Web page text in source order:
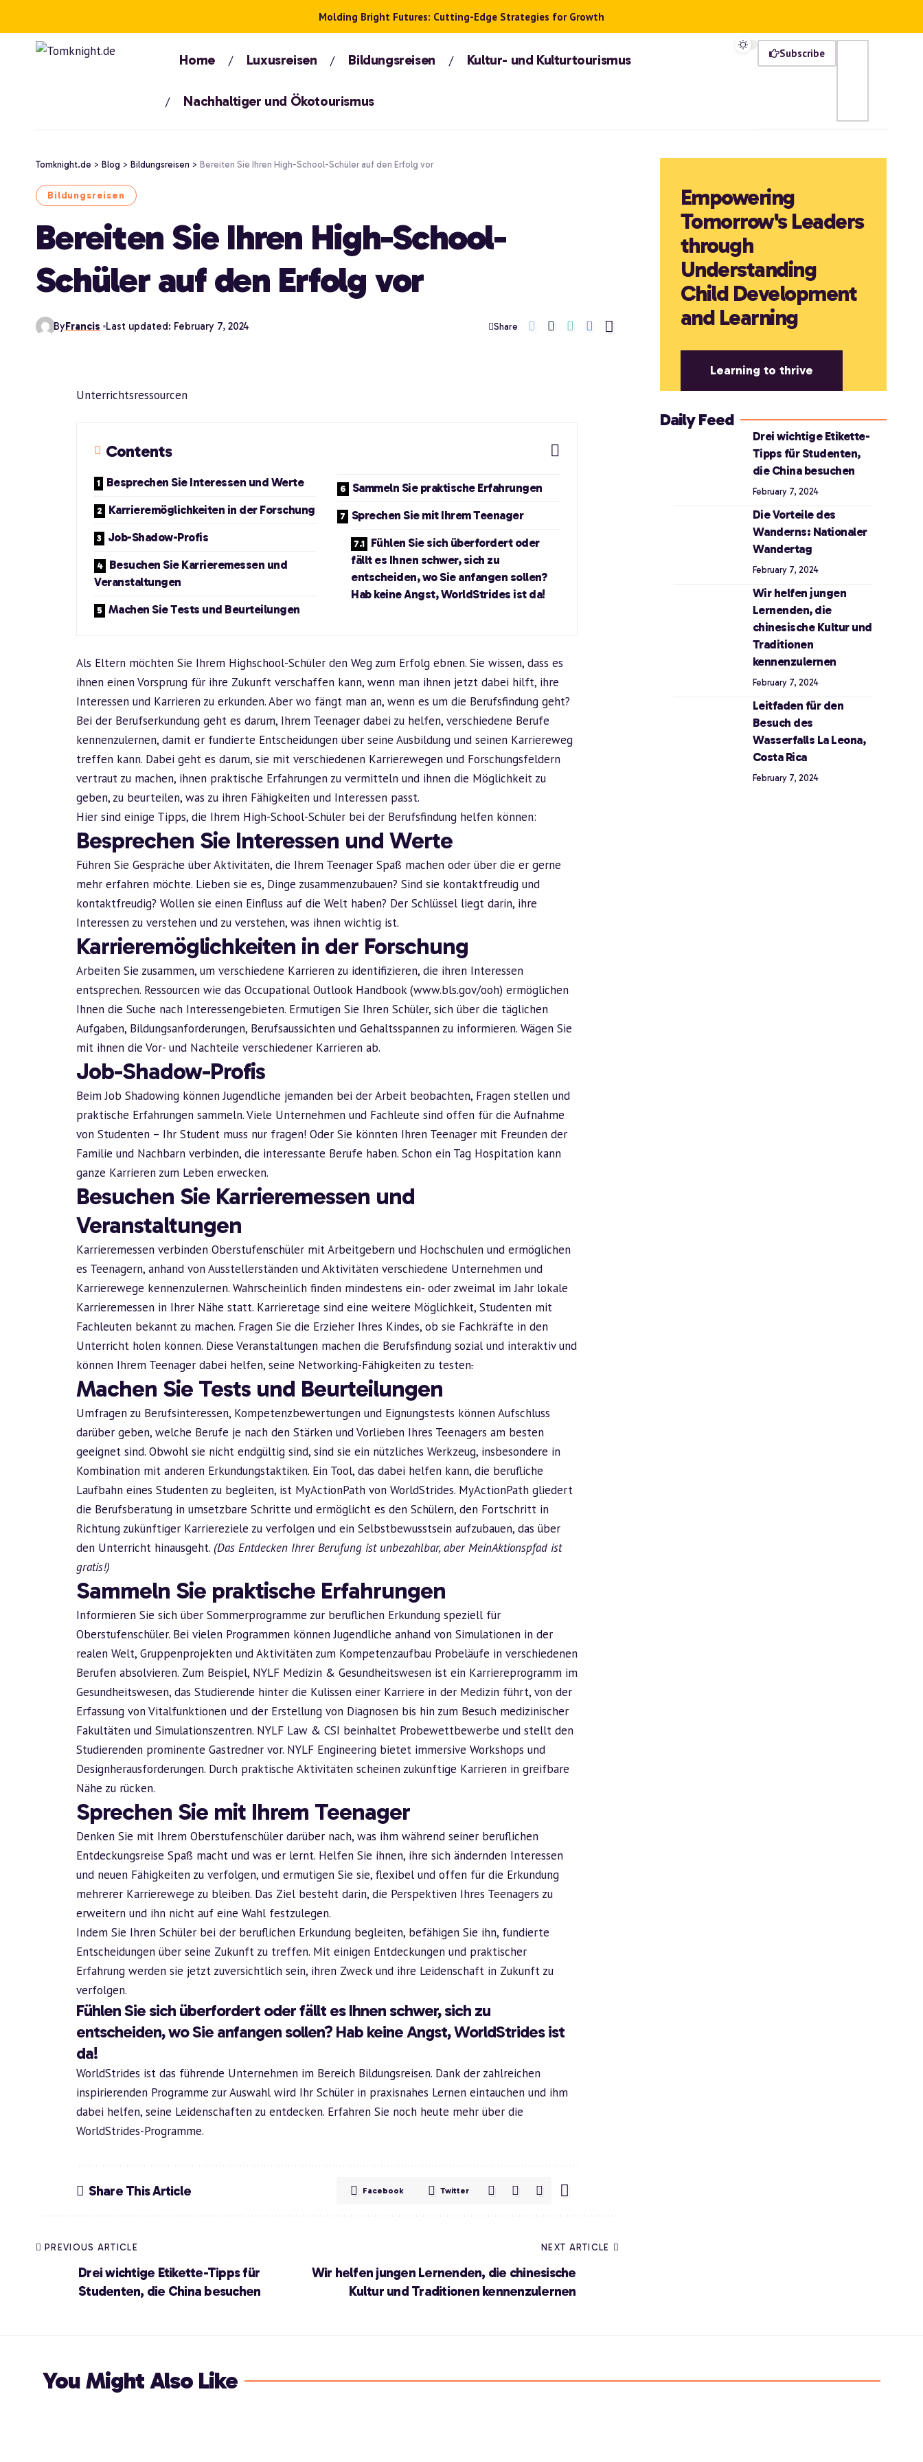
Molding Bright Futures: Cutting-Edge Strategies for Growth
Home Luxusreisen Bildungsreisen Kultur- und Kulturtourismus
Nachhaltiger und Ökotourismus
Subscribe
Tomknight.de > Blog > Bildungsreisen > Bereiten Sie Ihren High-School-Schüler auf den Erfolg vor
Bildungsreisen
Bereiten Sie Ihren High-School-
Schüler auf den Erfolg vor
ByFrancis Last updated: February 7, 2024 Share
Unterrichtsressourcen
Contents
Besprechen Sie Interessen und Werte
Karrieremöglichkeiten in der Forschung
Job-Shadow-Profis
Besuchen Sie Karrieremessen und
Veranstaltungen
Machen Sie Tests und Beurteilungen
Sammeln Sie praktische Erfahrungen
Sprechen Sie mit Ihrem Teenager
Fühlen Sie sich überfordert oder
fällt es Ihnen schwer, sich zu
entscheiden, wo Sie anfangen sollen?
Hab keine Angst, WorldStrides ist da!
Als Eltern möchten Sie Ihrem Highschool-Schüler den Weg zum Erfolg ebnen. Sie wissen, dass es
ihnen einen Vorsprung für ihre Zukunft verschaffen kann, wenn man ihnen jetzt dabei hilft, ihre
Interessen und Karrieren zu erkunden. Aber wo fängt man an, wenn es um die Berufsfindung geht?
Bei der Berufserkundung geht es darum, Ihrem Teenager dabei zu helfen, verschiedene Berufe
kennenzulernen, damit er fundierte Entscheidungen über seine Ausbildung und seinen Karriereweg
treffen kann. Dabei geht es darum, sie mit verschiedenen Karrierewegen und Forschungsfeldern
vertraut zu machen, ihnen praktische Erfahrungen zu vermitteln und ihnen die Möglichkeit zu
geben, zu beurteilen, was zu ihren Fähigkeiten und Interessen passt.
Hier sind einige Tipps, die Ihrem High-School-Schüler bei der Berufsfindung helfen können:
Besprechen Sie Interessen und Werte
Führen Sie Gespräche über Aktivitäten, die Ihrem Teenager Spaß machen oder über die er gerne
mehr erfahren möchte. Lieben sie es, Dinge zusammenzubauen? Sind sie kontaktfreudig und
kontaktfreudig? Wollen sie einen Einfluss auf die Welt haben? Der Schlüssel liegt darin, ihre
Interessen zu verstehen und zu verstehen, was ihnen wichtig ist.
Karrieremöglichkeiten in der Forschung
Arbeiten Sie zusammen, um verschiedene Karrieren zu identifizieren, die ihren Interessen
entsprechen. Ressourcen wie das Occupational Outlook Handbook (www.bls.gov/ooh) ermöglichen
Ihnen die Suche nach Interessengebieten. Ermutigen Sie Ihren Schüler, sich über die täglichen
Aufgaben, Bildungsanforderungen, Berufsaussichten und Gehaltsspannen zu informieren. Wägen Sie
mit ihnen die Vor- und Nachteile verschiedener Karrieren ab.
Job-Shadow-Profis
Beim Job Shadowing können Jugendliche jemanden bei der Arbeit beobachten, Fragen stellen und
praktische Erfahrungen sammeln. Viele Unternehmen und Fachleute sind offen für die Aufnahme
von Studenten – Ihr Student muss nur fragen! Oder Sie könnten Ihren Teenager mit Freunden der
Familie und Nachbarn verbinden, die interessante Berufe haben. Schon ein Tag Hospitation kann
ganze Karrieren zum Leben erwecken.
Besuchen Sie Karrieremessen und
Veranstaltungen
Karrieremessen verbinden Oberstufenschüler mit Arbeitgebern und Hochschulen und ermöglichen
es Teenagern, anhand von Ausstellerständen und Aktivitäten verschiedene Unternehmen und
Karrierewege kennenzulernen. Wahrscheinlich finden mindestens ein- oder zweimal im Jahr lokale
Karrieremessen in Ihrer Nähe statt. Karrieretage sind eine weitere Möglichkeit, Studenten mit
Fachleuten bekannt zu machen. Fragen Sie die Erzieher Ihres Kindes, ob sie Fachkräfte in den
Unterricht holen können. Diese Veranstaltungen machen die Berufsfindung sozial und interaktiv und
können Ihrem Teenager dabei helfen, seine Networking-Fähigkeiten zu testen.
Machen Sie Tests und Beurteilungen
Umfragen zu Berufsinteressen, Kompetenzbewertungen und Eignungstests können Aufschluss
darüber geben, welche Berufe je nach den Stärken und Vorlieben Ihres Teenagers am besten
geeignet sind. Obwohl sie nicht endgültig sind, sind sie ein nützliches Werkzeug, insbesondere in
Kombination mit anderen Erkundungstaktiken. Ein Tool, das dabei helfen kann, die berufliche
Laufbahn eines Studenten zu begleiten, ist MyActionPath von WorldStrides. MyActionPath gliedert
die Berufsberatung in umsetzbare Schritte und ermöglicht es den Schülern, den Fortschritt in
Richtung zukünftiger Karriereziele zu verfolgen und ein Selbstbewusstsein aufzubauen, das über
den Unterricht hinausgeht. (Das Entdecken Ihrer Berufung ist unbezahlbar, aberMeinAktionspfad ist
gratis!)
Sammeln Sie praktische Erfahrungen
Informieren Sie sich über Sommerprogramme zur beruflichen Erkundung speziell für
Oberstufenschüler. Bei vielen Programmen können Jugendliche anhand von Simulationen in der
realen Welt, Gruppenprojekten und Aktivitäten zum Kompetenzaufbau Probeläufe in verschiedenen
Berufen absolvieren. Zum Beispiel, NYLF Medizin & Gesundheitswesen ist ein Karriereprogramm im
Gesundheitswesen, das Studierende hinter die Kulissen einer Karriere in der Medizin führt, von der
Erfassung von Vitalfunktionen und der Erstellung von Diagnosen bis hin zum Besuch medizinischer
Fakultäten und Simulationszentren. NYLF Law & CSI beinhaltet Probewettbewerbe und stellt den
Studierenden prominente Gastredner vor. NYLF Engineering bietet immersive Workshops und
Designherausforderungen. Durch praktische Aktivitäten scheinen zukünftige Karrieren in greifbare
Nähe zu rücken.
Sprechen Sie mit Ihrem Teenager
Denken Sie mit Ihrem Oberstufenschüler darüber nach, was ihm während seiner beruflichen
Entdeckungsreise Spaß macht und was er lernt. Helfen Sie ihnen, ihre sich ändernden Interessen
und neuen Fähigkeiten zu verfolgen, und ermutigen Sie sie, flexibel und offen für die Erkundung
mehrerer Karrierewege zu bleiben. Das Ziel besteht darin, die Perspektiven Ihres Teenagers zu
erweitern und ihn nicht auf eine Wahl festzulegen.
Indem Sie Ihren Schüler bei der beruflichen Erkundung begleiten, befähigen Sie ihn, fundierte
Entscheidungen über seine Zukunft zu treffen. Mit einigen Entdeckungen und praktischer
Erfahrung werden sie jetzt zuversichtlich sein, ihren Zweck und ihre Leidenschaft in Zukunft zu
verfolgen.
Fühlen Sie sich überfordert oder fällt es Ihnen schwer, sich zu
entscheiden, wo Sie anfangen sollen? Hab keine Angst,WorldStrides ist
da!
WorldStrides ist das führende Unternehmen im Bereich Bildungsreisen. Dank der zahlreichen
inspirierenden Programme zur Auswahl wird Ihr Schüler in praxisnahes Lernen eintauchen und ihm
dabei helfen, seine Leidenschaften zu entdecken. Erfahren Sie noch heute mehr über die
WorldStrides-Programme.
Share This Article Facebook Twitter
PREVIOUS ARTICLE
Drei wichtige Etikette-Tipps für
Studenten, die China besuchen
NEXT ARTICLE
Wir helfen jungen Lernenden, die chinesische
Kultur und Traditionen kennenzulernen
Empowering
Tomorrow's Leaders
through
Understanding
Child Development
and Learning
Learning to thrive
Daily Feed
Drei wichtige Etikette-
Tipps für Studenten,
die China besuchen
February 7, 2024
Die Vorteile des
Wanderns: Nationaler
Wandertag
February 7, 2024
Wir helfen jungen
Lernenden, die
chinesische Kultur und
Traditionen
kennenzulernen
February 7, 2024
Leitfaden für den
Besuch des
Wasserfalls La Leona,
Costa Rica
February 7, 2024
You Might Also Like